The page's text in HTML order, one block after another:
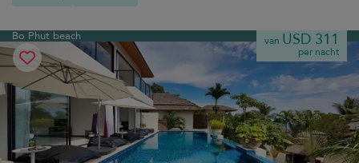
Bo Phut beach van USD 311
per nacht